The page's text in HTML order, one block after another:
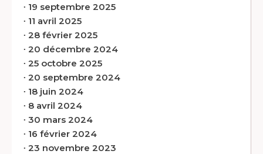
∙ 19 septembre 2025
∙ 11 avril 2025
∙ 28 février 2025
∙ 20 décembre 2024
∙ 25 octobre 2025
∙ 20 septembre 2024
∙ 18 juin 2024
∙ 8 avril 2024
∙ 30 mars 2024
∙ 16 février 2024
∙ 23 novembre 2023